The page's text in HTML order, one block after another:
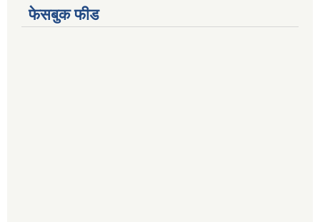
फेसबुक फीड